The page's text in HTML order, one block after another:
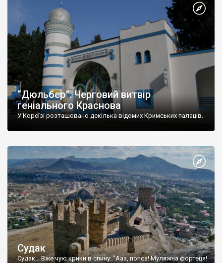
“Дюльбер”. Черговий витвір
геніального Краснова
У Кореїзі розташовано декілька відомих Кримських палаців.
Судак
Судак... Вже чую крики в спину: "Ааа, попса! Муляжна фортеця!